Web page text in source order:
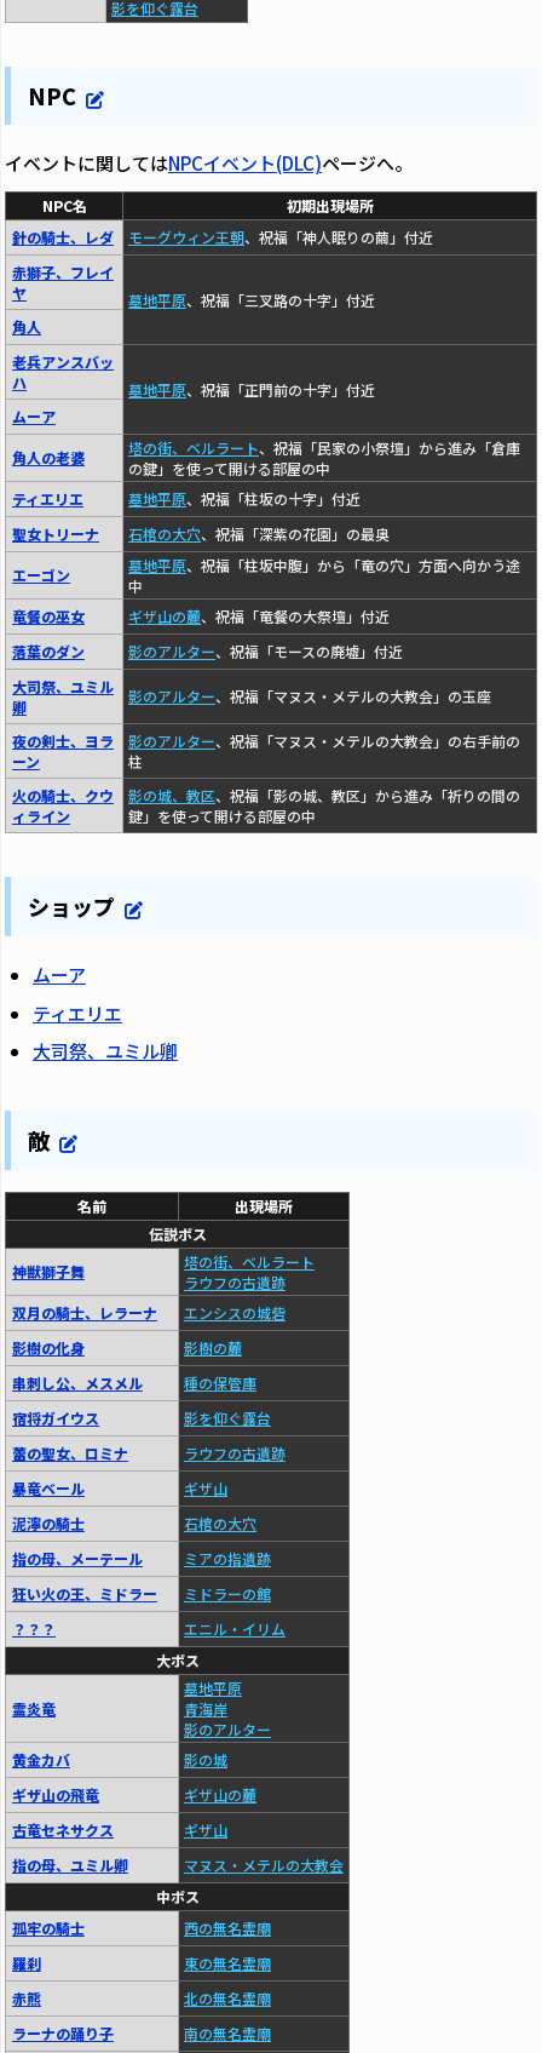
影を仰ぐ露台
NPC
イベントに関してはNPCイベント(DLC)ページへ。
NPC名
初期出現場所
針の騎士、レダ
モーグウィン王朝、祝福「神人眠りの繭」付近
赤獅子、フレイ
ヤ
墓地平原、祝福「三叉路の十字」付近
角人
老兵アンスバッ
ハ
墓地平原、祝福「正門前の十字」付近
ムーア
角人の老婆
塔の街、ベルラート、祝福「民家の小祭壇」から進み「倉庫
の鍵」を使って開ける部屋の中
ティエリエ
墓地平原、祝福「柱坂の十字」付近
聖女トリーナ
石棺の大穴、祝福「深紫の花園」の最奥
エーゴン
墓地平原、祝福「柱坂中腹」から「竜の穴」方面へ向かう途
中
竜餐の巫女
ギザ山の麓、祝福「竜餐の大祭壇」付近
落葉のダン
影のアルター、祝福「モースの廃墟」付近
大司祭、ユミル
卿
影のアルター、祝福「マヌス・メテルの大教会」の玉座
夜の剣士、ヨラ
ーン
影のアルター、祝福「マヌス・メテルの大教会」の右手前の
柱
火の騎士、クウ
ィライン
影の城、教区、祝福「影の城、教区」から進み「祈りの間の
鍵」を使って開ける部屋の中
ショップ
ムーア
ティエリエ
大司祭、ユミル卿
敵
名前
出現場所
伝説ボス
神獣獅子舞
塔の街、ベルラート
ラウフの古遺跡
双月の騎士、レラーナ
エンシスの城砦
影樹の化身
影樹の麓
串刺し公、メスメル
種の保管庫
宿将ガイウス
影を仰ぐ露台
蕾の聖女、ロミナ
ラウフの古遺跡
暴竜ベール
ギザ山
泥濘の騎士
石棺の大穴
指の母、メーテール
ミアの指遺跡
狂い火の王、ミドラー
ミドラーの館
？？？
エニル・イリム
大ボス
霊炎竜
墓地平原
青海岸
影のアルター
黄金カバ
影の城
ギザ山の飛竜
ギザ山の麓
古竜セネサクス
ギザ山
指の母、ユミル卿
マヌス・メテルの大教会
中ボス
孤牢の騎士
西の無名霊廟
羅刹
東の無名霊廟
赤熊
北の無名霊廟
ラーナの踊り子
南の無名霊廟